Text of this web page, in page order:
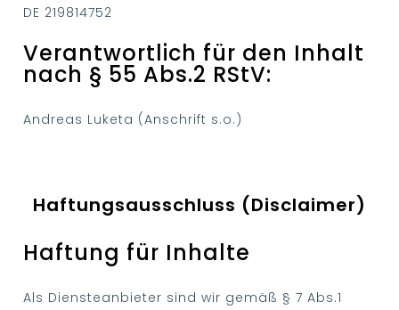
DE 219814752
Verantwortlich für den Inhalt
nach § 55 Abs.2 RStV:
Andreas Luketa (Anschrift s.o.)
Haftungsausschluss (Disclaimer)
Haftung für Inhalte
Als Diensteanbieter sind wir gemäß § 7 Abs.1